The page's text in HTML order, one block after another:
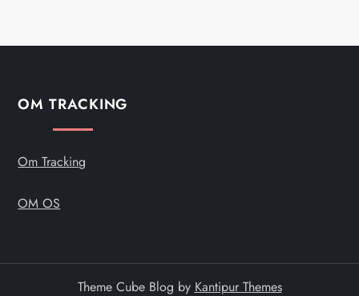
i
o
OM TRACKING
Om Tracking
OM OS
Theme Cube Blog by Kantipur Themes